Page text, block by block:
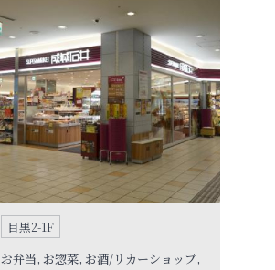
目黒2-1F
お弁当, お惣菜, お酒/リカーショップ,